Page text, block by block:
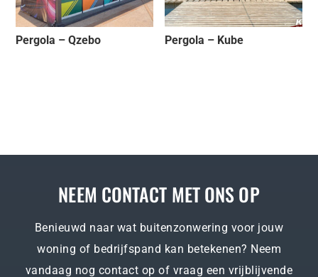
Pergola – Qzebo Pergola – Kube
NEEM CONTACT MET ONS OP
Benieuwd naar wat buitenzonwering voor jouw
woning of bedrijfspand kan betekenen? Neem
vandaag nog contact op of vraag een vrijblijvende